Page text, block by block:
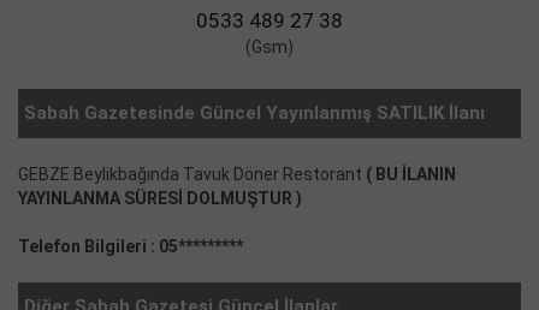
0533 489 27 38
(Gsm)
Sabah Gazetesinde Güncel Yayınlanmış SATILIK İlanı
GEBZE Beylikbağında Tavuk Döner Restorant ( BU İLANIN
YAYINLANMA SÜRESİ DOLMUŞTUR )
Telefon Bilgileri : 05*********